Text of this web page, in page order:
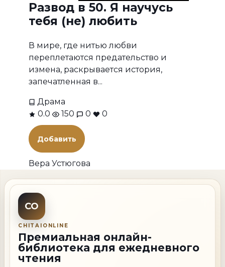
Развод в 50. Я научусь
тебя (не) любить
В мире, где нитью любви
переплетаются предательство и
измена, раскрывается история,
запечатленная в...
Драма
0.0
150 0 0
Добавить
Вера Устюгова
CO
CHITAIONLINE
Премиальная онлайн-
библиотека для ежедневного
чтения